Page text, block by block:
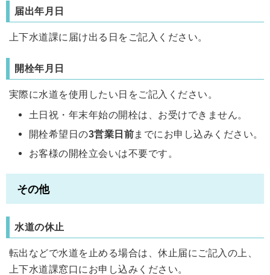
届出年月日
上下水道課に届け出る日をご記入ください。
開栓年月日
実際に水道を使用したい日をご記入ください。
土日祝・年末年始の開栓は、お受けできません。
開栓希望日の3営業日前までにお申し込みください。
お客様の開栓立会いは不要です。
その他
水道の休止
転出などで水道を止める場合は、休止届にご記入の上、
上下水道課窓口にお申し込みください。